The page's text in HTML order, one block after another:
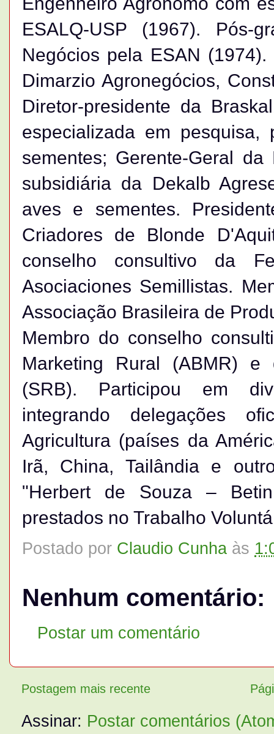
ESALQ-USP (1967). Pós-
Negócios pela ESAN
Dimarzio Agronegócios,
Diretor-presidente da
especializada em pesquisa,
sementes; Gerente-Geral
subsidiária da Dekalb
aves e sementes.
Criadores de Blonde
conselho consultivo da
Asociaciones Semillistas.
Associação Brasileira de
Membro do conselho
Marketing Rural (ABMR) e
(SRB). Participou em
integrando delegações
Agricultura (países da
Irã, China, Tailândia e
"Herbert de Souza –
prestados no Trabalho
Postado por Claudio Cunha às
Nenhum comentário:
Postar um comentário
Postagem mais recente
Assinar: Postar comentários